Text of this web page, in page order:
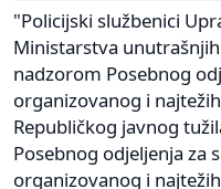
"Policijski službenici
Ministarstva
nadzorom Posebnog
organizovanog i
Republičkog javnog
Posebnog odjeljenja za
organizovanog i